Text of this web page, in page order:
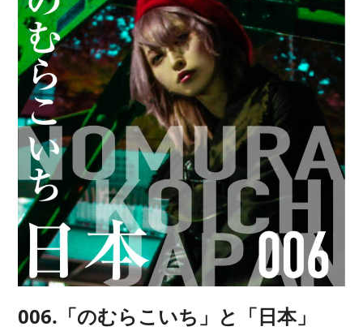
006.「のむらこいち」と「日本」